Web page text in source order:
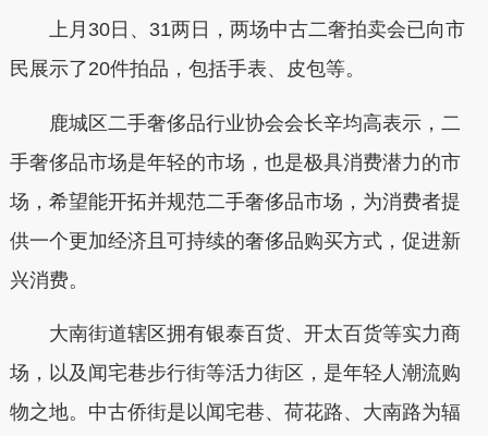
上月30日、31两日，两场中古二奢拍卖会已向市
民展示了20件拍品，包括手表、皮包等。
鹿城区二手奢侈品行业协会会长辛均高表示，二
手奢侈品市场是年轻的市场，也是极具消费潜力的市
场，希望能开拓并规范二手奢侈品市场，为消费者提
供一个更加经济且可持续的奢侈品购买方式，促进新
兴消费。
大南街道辖区拥有银泰百货、开太百货等实力商
场，以及闻宅巷步行街等活力街区，是年轻人潮流购
物之地。中古侨街是以闻宅巷、荷花路、大南路为辐